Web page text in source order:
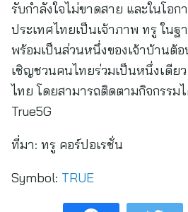
รับกำลังใจไม่ขาดสาย และในโอ
ประเทศไทยเป็นเจ้าภาพ ทรู ใน
พร้อมเป็นส่วนหนึ่งของเจ้าบ้านต้
เชิญชวนคนไทยร่วมเป็นหนึ่งเดียว
ไทย โดยสามารถติดตามกิจกรรม
True5G
ที่มา: ทรู คอร์ปอเรชั่น
Symbol: TRUE